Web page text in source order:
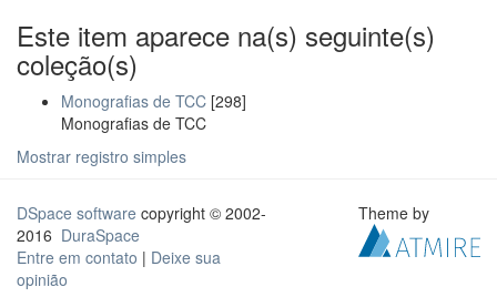
Este item aparece na(s) seguinte(s)
coleção(s)
Monografias de TCC [298]
Monografias de TCC
Mostrar registro simples
DSpace software copyright © 2002-
2016 DuraSpace
Entre em contato | Deixe sua
opinião
Theme by